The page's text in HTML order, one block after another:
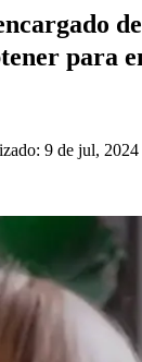
para
9 de jul, 2024